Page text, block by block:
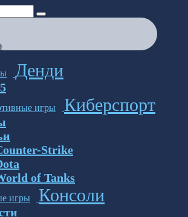
Денди
Киберспорт
Strike
of Tanks
Консоли